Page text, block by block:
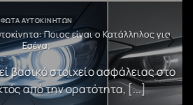
ΦΏΤΑ ΑΥΤΟΚΙΝΉΤΩΝ
Ποιος είναι ο Κατάλληλος για
Εσένα;
βασικό στοιχείο ασφάλειας στο
από την ορατότητα, [...]